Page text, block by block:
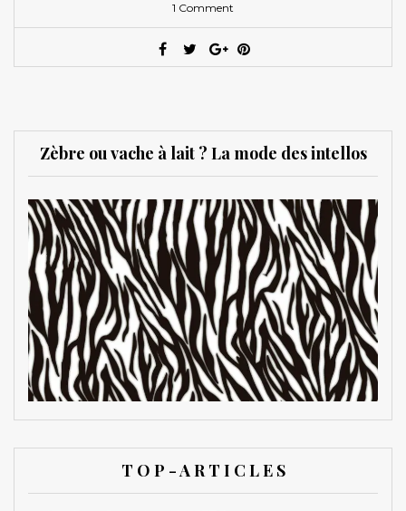
1 Comment
Zèbre ou vache à lait ? La mode des intellos
T O P - A R T I C L E S